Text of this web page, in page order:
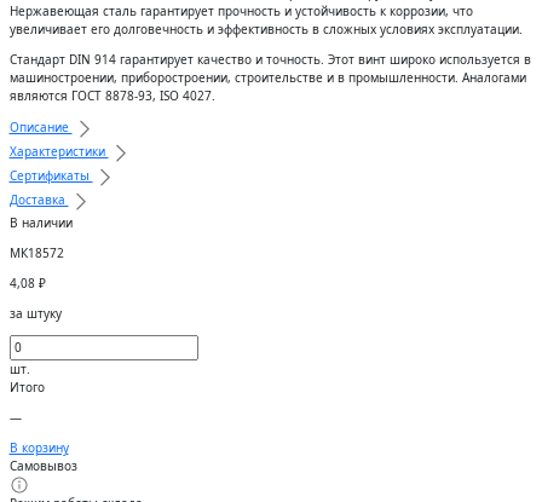
Нержавеющая сталь гарантирует прочность и устойчивость к коррозии, что
увеличивает его долговечность и эффективность в сложных условиях эксплуатации.
Стандарт DIN 914 гарантирует качество и точность. Этот винт широко используется в
машиностроении, приборостроении, строительстве и в промышленности. Аналогами
являются ГОСТ 8878-93, ISO 4027.
Описание
Характеристики
Сертификаты
Доставка
В наличии
МК18572
4,08₽
за штуку
шт.
Итого
—
В корзину
Самовывоз